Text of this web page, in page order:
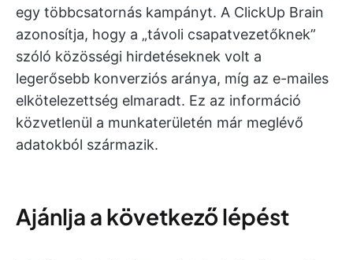
egy többcsatornás kampányt. A ClickUp Brain
azonosítja, hogy a „távoli csapatvezetőknek”
szóló közösségi hirdetéseknek volt a
legerősebb konverziós aránya, míg az e-mailes
elkötelezettség elmaradt. Ez az információ
közvetlenül a munkaterületén már meglévő
adatokból származik.
Ajánlja a következő lépést